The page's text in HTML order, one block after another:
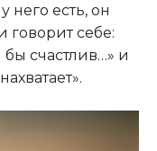
него есть, он
говорит себе:
счастлив…» и